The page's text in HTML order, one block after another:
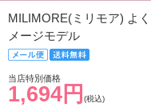
MILIMORE(ミリモア) よ
メージモデル
当店特別価格
1,694円 (税込)